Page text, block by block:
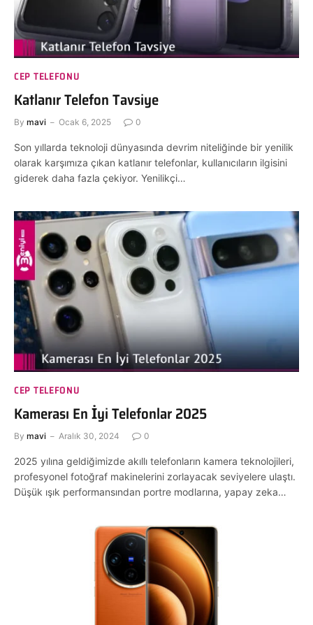
CEP TELEFONU
Katlanır Telefon Tavsiye
By mavi Ocak 6, 2025 0
Son yıllarda teknoloji dünyasında devrim niteliğinde bir yenilik
olarak karşımıza çıkan katlanır telefonlar, kullanıcıların ilgisini
giderek daha fazla çekiyor. Yenilikçi…
CEP TELEFONU
Kamerası En İyi Telefonlar 2025
By mavi Aralık 30, 2024 0
2025 yılına geldiğimizde akıllı telefonların kamera teknolojileri,
profesyonel fotoğraf makinelerini zorlayacak seviyelere ulaştı.
Düşük ışık performansından portre modlarına, yapay zeka…